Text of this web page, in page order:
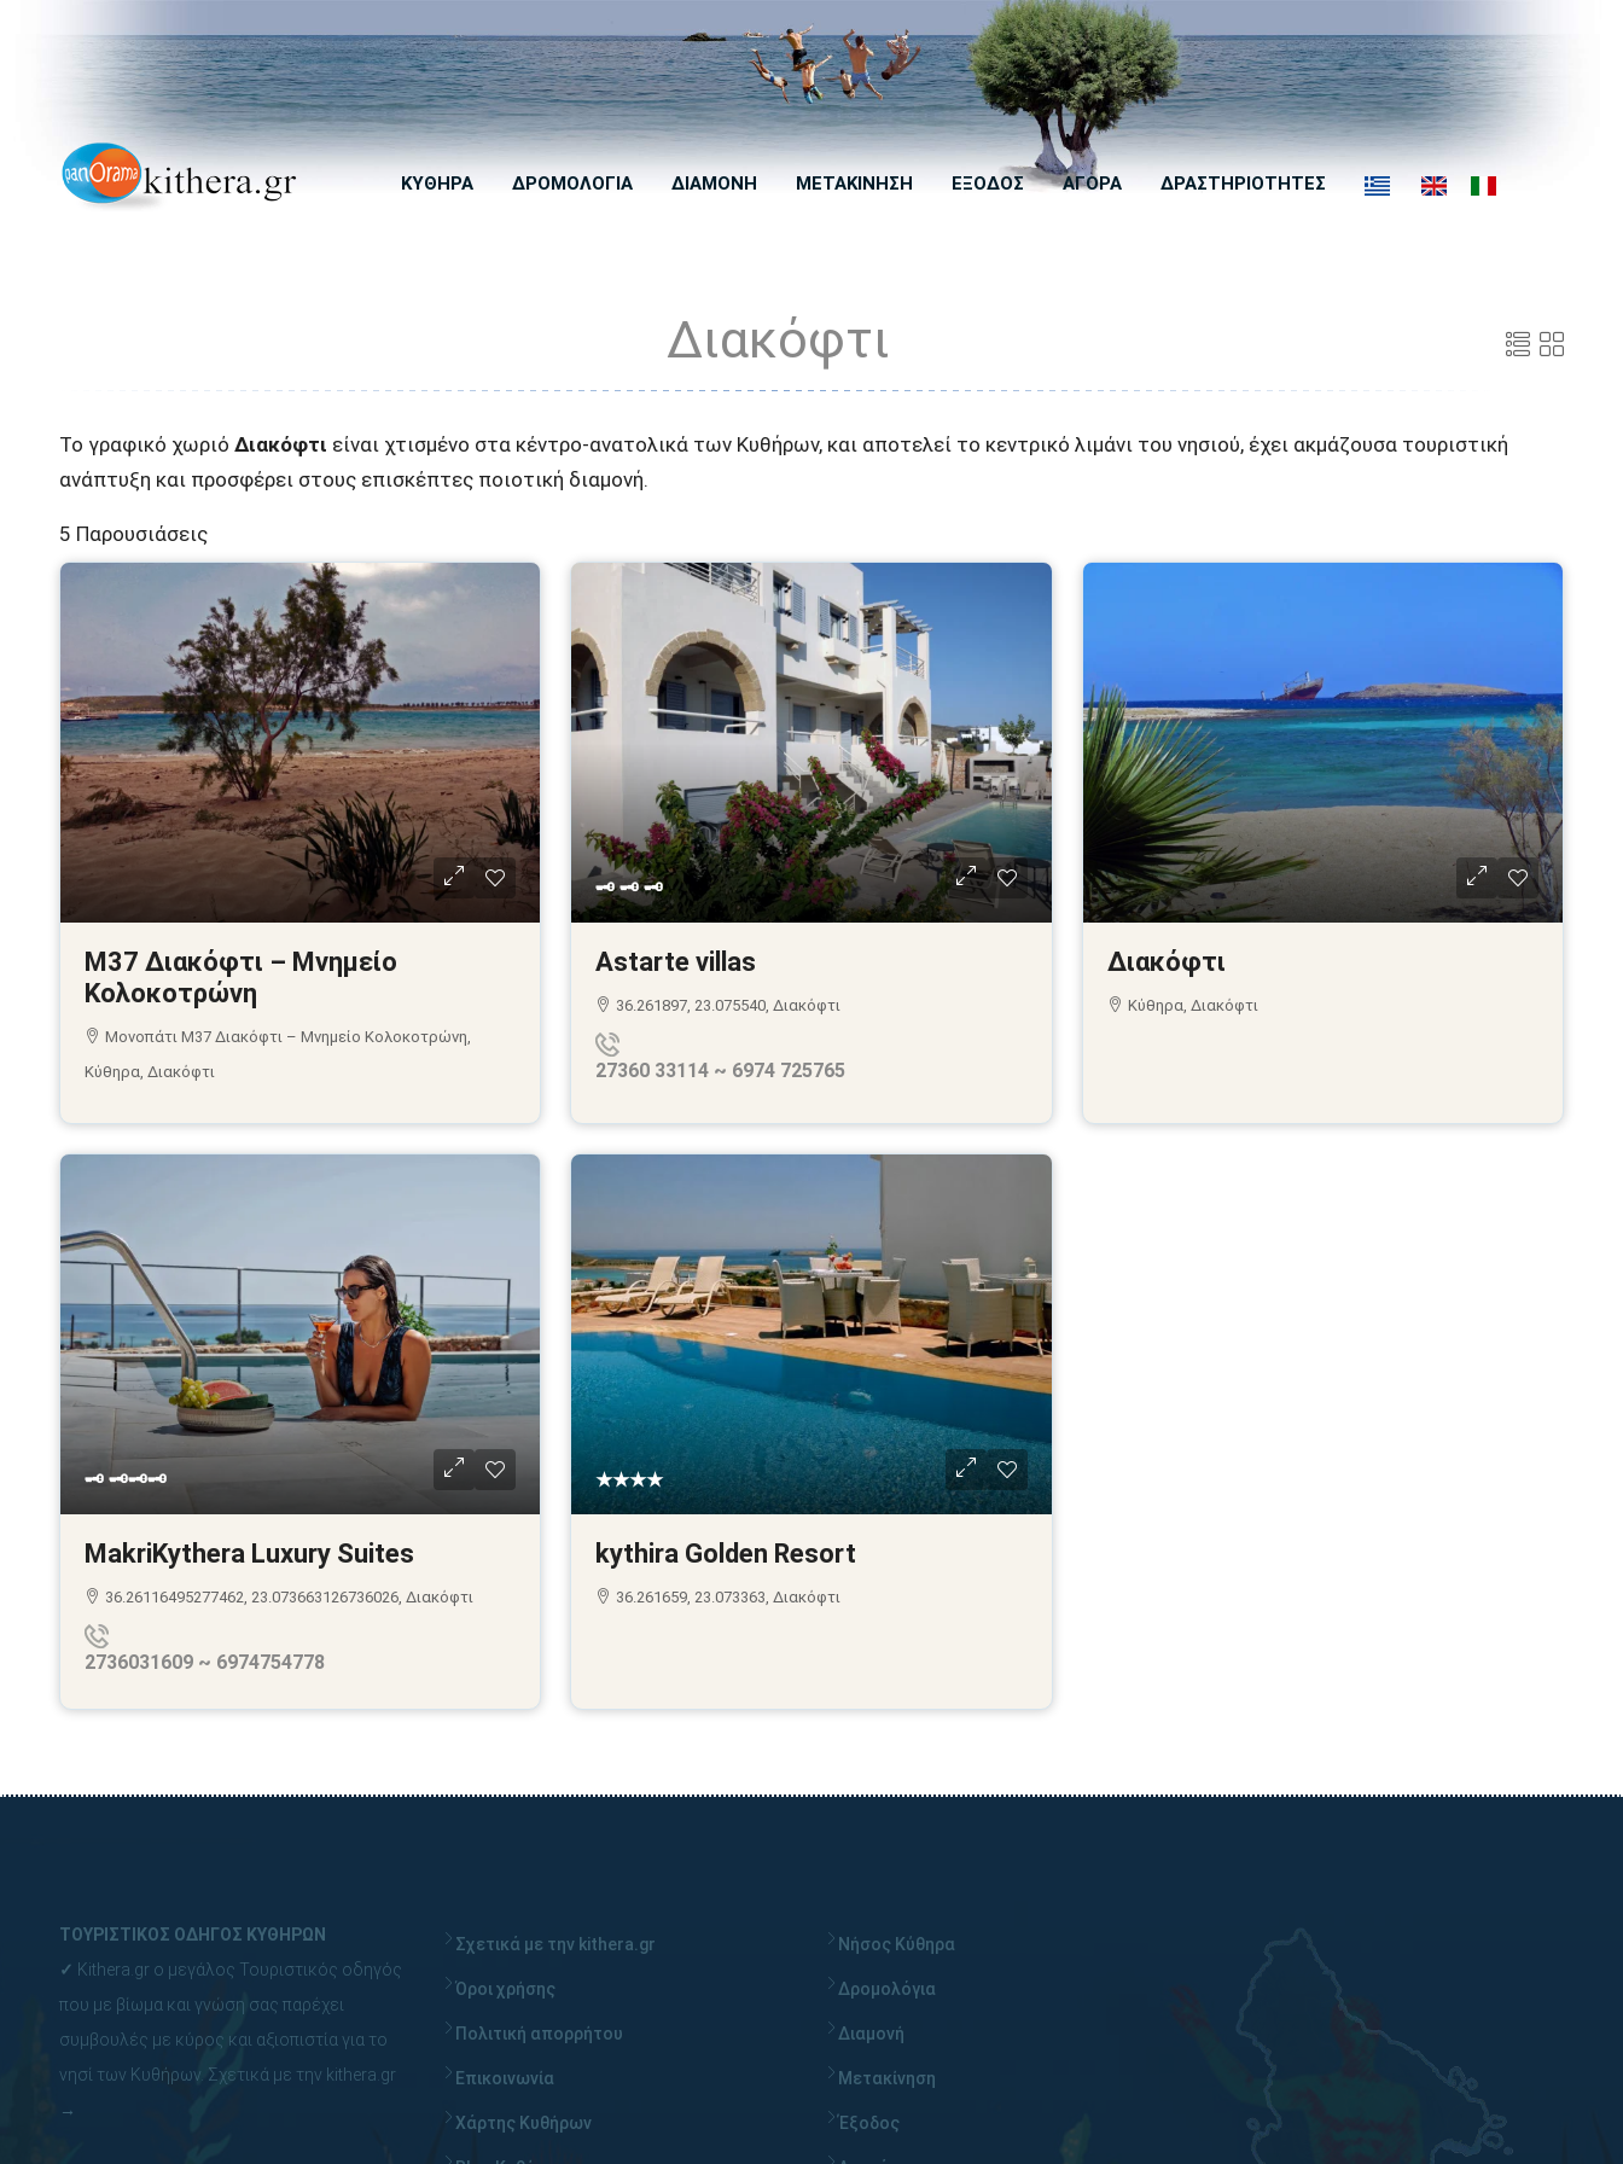
ΚΎΘΗΡΑ ΔΡΟΜΟΛΟΓΙΑ ΔΙΑΜΟΝΗ ΜΕΤΑΚΙΝΗΣΗ ΕΞΟΔΟΣ ΑΓΟΡΑ ΔΡΑΣΤΗΡΙΟΤΗΤΕΣ
Διακόφτι
Το γραφικό χωριό Διακόφτι είναι χτισμένο στα κέντρο-ανατολικά των Κυθήρων, και αποτελεί το κεντρικό λιμάνι του νησιού, έχει ακμάζουσα τουριστική
ανάπτυξη και προσφέρει στους επισκέπτες ποιοτική διαμονή.
5 Παρουσιάσεις
Μ37 Διακόφτι – Μνημείο
Κολοκοτρώνη
Μονοπάτι Μ37 Διακόφτι – Μνημείο Κολοκοτρώνη,
Κύθηρα, Διακόφτι
🗝 🗝 🗝
Astarte villas
36.261897, 23.075540, Διακόφτι
27360 33114 ~ 6974 725765
Διακόφτι
Κύθηρα, Διακόφτι
🗝 🗝🗝🗝
MakriKythera Luxury Suites
36.26116495277462, 23.073663126736026, Διακόφτι
2736031609 ~ 6974754778
★★★★
kythira Golden Resort
36.261659, 23.073363, Διακόφτι
ΤΟΥΡΙΣΤΙΚΟΣ ΟΔΗΓΟΣ ΚΥΘΗΡΩΝ
✓ Kithera.gr ο μεγάλος Τουριστικός οδηγός
που με βίωμα και γνώση σας παρέχει
συμβουλές με κύρος και αξιοπιστία για το
νησί των Κυθήρων. Σχετικά με την kithera.gr
→
Σχετικά με την kithera.gr
Όροι χρήσης
Πολιτική απορρήτου
Επικοινωνία
Χάρτης Κυθήρων
Νήσος Κύθηρα
Δρομολόγια
Διαμονή
Μετακίνηση
Έξοδος